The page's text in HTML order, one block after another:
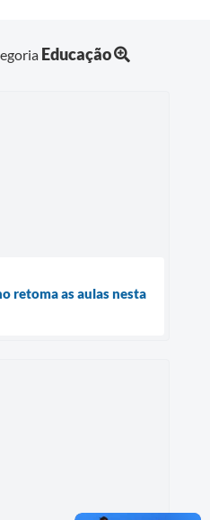
Educação
retoma as aulas nesta